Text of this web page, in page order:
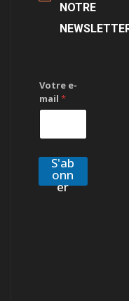
NOTRE
Votre e-
mail *
S'ab
onn
er